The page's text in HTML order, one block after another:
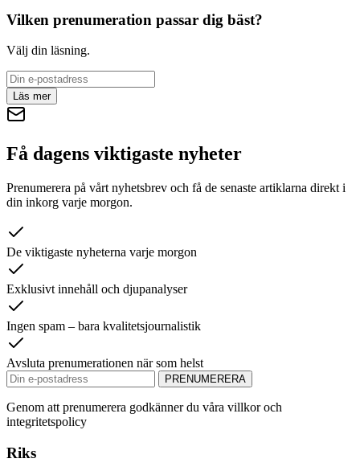
Vilken prenumeration passar dig bäst?
Välj din läsning.
Läs mer
Få dagens viktigaste nyheter
Prenumerera på vårt nyhetsbrev och få de senaste artiklarna direkt i
din inkorg varje morgon.
De viktigaste nyheterna varje morgon
Exklusivt innehåll och djupanalyser
Ingen spam – bara kvalitetsjournalistik
Avsluta prenumerationen när som helst
PRENUMERERA
Genom att prenumerera godkänner du våra villkor och
integritetspolicy
Riks